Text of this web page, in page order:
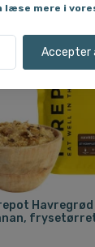
læse mere i
Accepter
Havregrød